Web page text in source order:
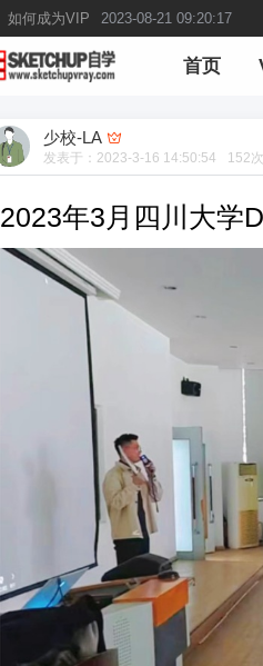
如何成为VIP 2023-08-21 09:20:17
首页
少校-LA
发表于： 2023-3-16 14:50:54 152
2023年3月四川大学